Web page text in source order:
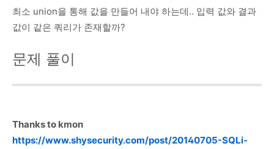
최소 union을 통해 값을 만들어 내야 하는데.. 입력 값와 결과
값이 같은 쿼리가 존재할까?
문제 풀이
Thanks to kmon
https://www.shysecurity.com/post/20140705-SQLi-